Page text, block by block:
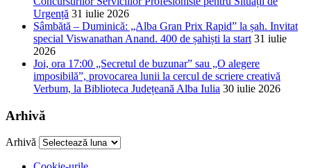
Urgență 31 iulie 2026
Sâmbătă – Duminică: „Alba Gran Prix Rapid” la șah. Invitat
special Viswanathan Anand. 400 de șahiști la start 31 iulie
2026
Joi, ora 17:00 „Secretul de buzunar” sau „O alegere
imposibilă”, provocarea lunii la cercul de scriere creativă
Verbum, la Biblioteca Județeană Alba Iulia 30 iulie 2026
Arhivă
Arhivă